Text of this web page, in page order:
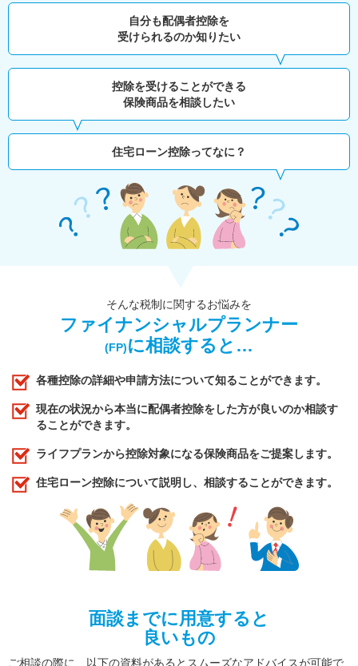
自分も配偶者控除を
受けられるのか知りたい
控除を受けることができる
保険商品を相談したい
住宅ローン控除ってなに？
そんな税制に関するお悩みを
ファイナンシャルプランナー
(FP)に相談すると…
各種控除の詳細や申請方法について知ることができます。
現在の状況から本当に配偶者控除をした方が良いのか相談す
ることができます。
ライフプランから控除対象になる保険商品をご提案します。
住宅ローン控除について説明し、相談することができます。
面談までに用意すると
良いもの
ご相談の際に、以下の資料があるとスムーズなアドバイスが可能で